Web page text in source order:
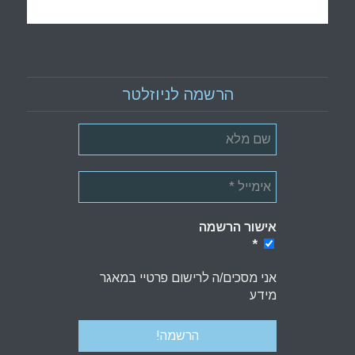
הרשמה לניוזלטר
אישור הרשמה
*
אני מסכים/ה לרישום פרטיי במאגר
מידע